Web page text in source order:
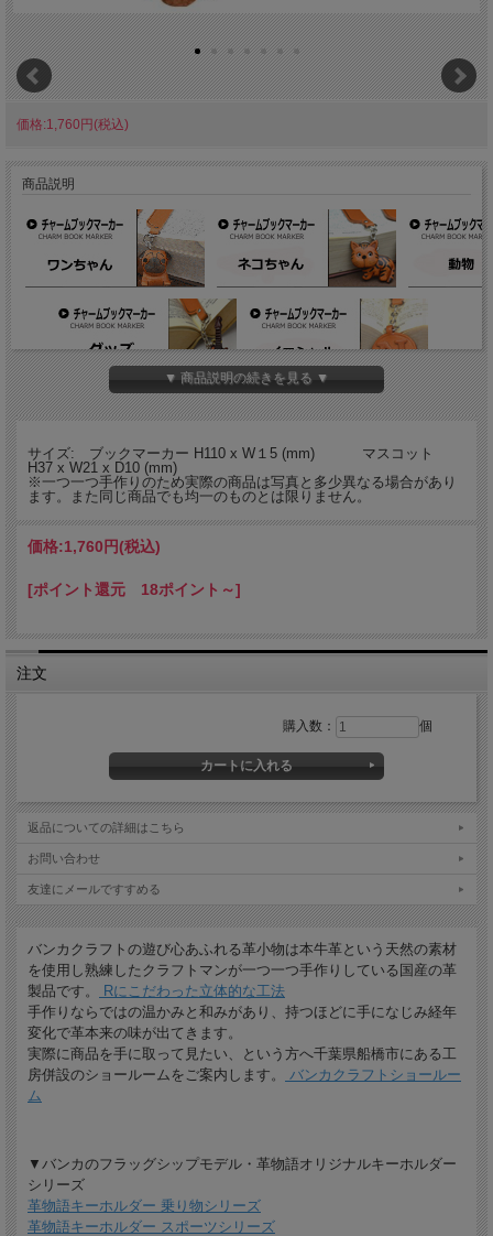
価格:1,760円(税込)
商品説明
バンカクラフト「革物語」チャームブックマーカーシリーズ。熟練した職人が一つ
本用のブックマーカーです。
▼ 商品説明の続きを見る ▼
サイズ: ブックマーカー H110 x W１5 (mm) マスコット
H37 x W21 x D10 (mm)
※一つ一つ手作りのため実際の商品は写真と多少異なる場合があり
ます。また同じ商品でも均一のものとは限りません。
価格:1,760円(税込)
[ポイント還元 18ポイント～]
注文
購入数： 個
返品についての詳細はこちら
お問い合わせ
友達にメールですすめる
バンカクラフトの遊び心あふれる革小物は本牛革という天然の素材
を使用し熟練したクラフトマンが一つ一つ手作りしている国産の革
製品です。
Rにこだわった立体的な工法
手作りならではの温かみと和みがあり、持つほどに手になじみ経年
変化で革本来の味が出てきます。
実際に商品を手に取って見たい、という方へ千葉県船橋市にある工
房併設のショールームをご案内します。
バンカクラフトショールー
ム
▼バンカのフラッグシップモデル・革物語オリジナルキーホルダー
シリーズ
革物語キーホルダー 乗り物シリーズ
革物語キーホルダー スポーツシリーズ